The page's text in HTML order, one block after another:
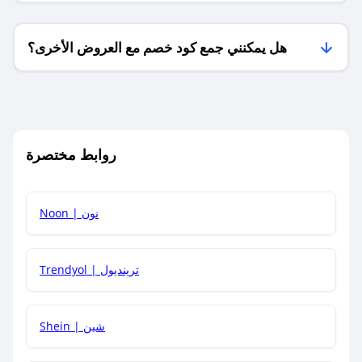
هل يمكنني جمع كود خصم مع العروض الأخرى؟
كم مدة صلاحية كود الخصم؟
روابط مختصرة
Noon | نون
Trendyol | ترينديول
Shein | شين